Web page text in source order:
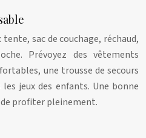
sac de couchage, réchaud,
Prévoyez des vêtements
une trousse de secours
jeux des enfants. Une bonne
profiter pleinement.